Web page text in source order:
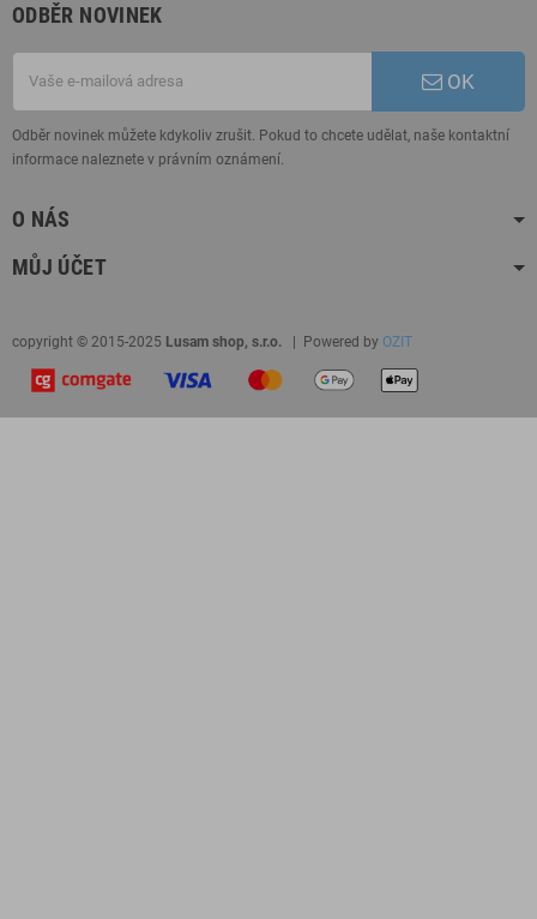
ODBĚR NOVINEK
OK
Odběr novinek můžete kdykoliv zrušit. Pokud to chcete udělat, naše kontaktní
informace naleznete v právním oznámení.
O NÁS
MŮJ ÚČET
copyright © 2015-2025 Lusam shop, s.r.o. | Powered by OZIT